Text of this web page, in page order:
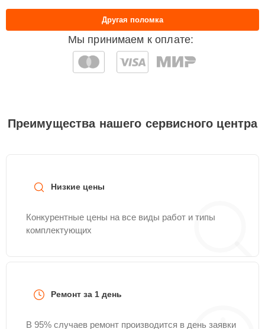
Мы принимаем к оплате:
Другая поломка
Преимущества нашего сервисного центра
Низкие цены
Конкурентные цены на все виды работ и типы
комплектующих
Ремонт за 1 день
В 95% случаев ремонт производится в день заявки